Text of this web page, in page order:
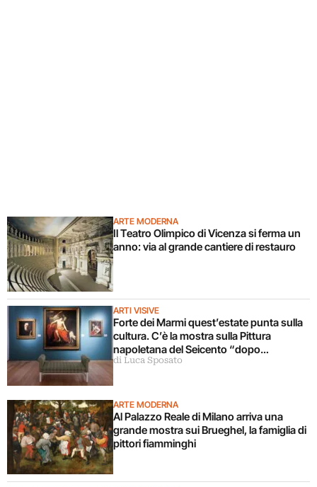
ARTE MODERNA
Il Teatro Olimpico di Vicenza si ferma un
anno: via al grande cantiere di restauro
ARTI VISIVE
Forte dei Marmi quest’estate punta sulla
cultura. C’è la mostra sulla Pittura
napoletana del Seicento “dopo
Caravaggio”
di Luca Sposato
ARTE MODERNA
Al Palazzo Reale di Milano arriva una
grande mostra sui Brueghel, la famiglia di
pittori fiamminghi